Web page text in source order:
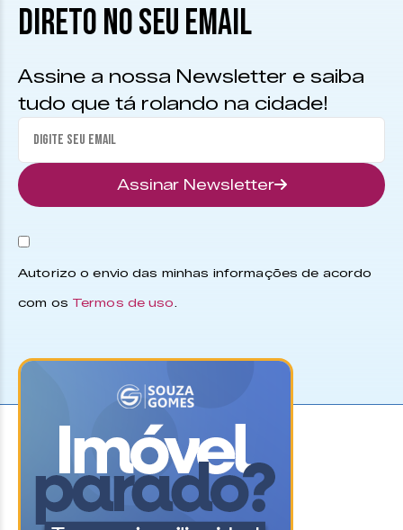
DIRETO NO SEU EMAIL
Assine a nossa Newsletter e saiba
tudo que tá rolando na cidade!
Assinar Newsletter
Autorizo o envio das minhas informações de acordo
com os Termos de uso